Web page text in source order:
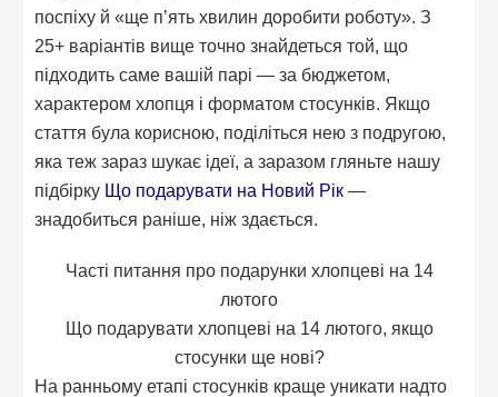
поспіху й «ще п’ять хвилин доробити роботу». З
25+ варіантів вище точно знайдеться той, що
підходить саме вашій парі — за бюджетом,
характером хлопця і форматом стосунків. Якщо
стаття була корисною, поділіться нею з подругою,
яка теж зараз шукає ідеї, а заразом гляньте нашу
підбірку Що подарувати на Новий Рік —
знадобиться раніше, ніж здається.
Часті питання про подарунки хлопцеві на 14
лютого
Що подарувати хлопцеві на 14 лютого, якщо
стосунки ще нові?
На ранньому етапі стосунків краще уникати надто